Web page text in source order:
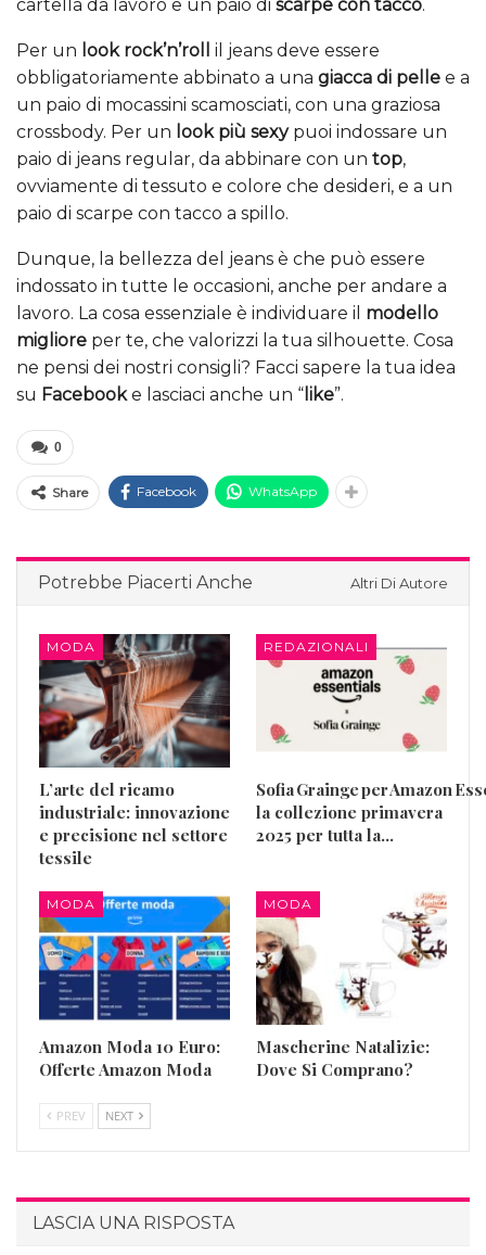
cartella da lavoro e un paio di scarpe con tacco.
Per un look rock’n’roll
il jeans deve essere
obbligatoriamente abbinato a una giacca di pelle e a
un paio di mocassini scamosciati, con una graziosa
crossbody. Per un look più sexypuoi indossare un
paio di jeans regular, da abbinare con un top,
ovviamente di tessuto e colore che desideri, e a un
paio di scarpe con tacco a spillo.
Dunque, la bellezza del jeans è che può essere
indossato in tutte le occasioni, anche per andare a
lavoro. La cosa essenziale è individuare il modello
migliore per te, che valorizzi la tua silhouette. Cosa
ne pensi dei nostri consigli? Facci sapere la tua idea
su Facebooke lasciaci anche un “ like”.
0
Share Facebook WhatsApp
Potrebbe Piacerti Anche Altri Di Autore
MODA
L’arte del ricamo
industriale: innovazione
e precisione nel settore
tessile
REDAZIONALI
Sofia Grainge per Amazon
la collezione primavera
2025 per tutta la…
MODA
Amazon Moda 10 Euro:
Offerte Amazon Moda
MODA
Mascherine Natalizie:
Dove Si Comprano?
PREV NEXT
LASCIA UNA RISPOSTA